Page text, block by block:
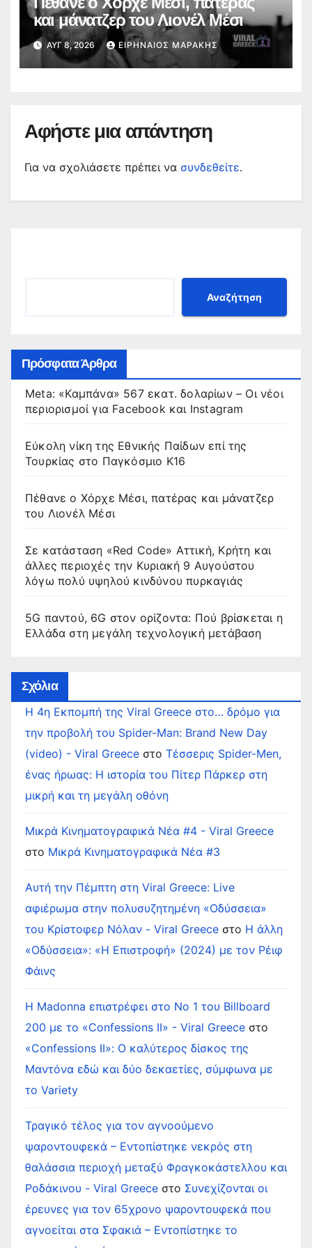
και μάνατζερ του Λιονέλ Μέσι
ΑΥΓ 8, 2026 ΕΙΡΗΝΑΊΟΣ ΜΑΡΆΚΗΣ
Αφήστε μια απάντηση
Για να σχολιάσετε πρέπει να συνδεθείτε.
Αναζήτηση
Πρόσφατα Άρθρα
Meta: «Καμπάνα» 567 εκατ. δολαρίων – Οι νέοι
περιορισμοί για Facebook και Instagram
Εύκολη νίκη της Εθνικής Παίδων επί της
Τουρκίας στο Παγκόσμιο Κ16
Πέθανε ο Χόρχε Μέσι, πατέρας και μάνατζερ
του Λιονέλ Μέσι
Σε κατάσταση «Red Code» Αττική, Κρήτη και
άλλες περιοχές την Κυριακή 9 Αυγούστου
λόγω πολύ υψηλού κινδύνου πυρκαγιάς
5G παντού, 6G στον ορίζοντα: Πού βρίσκεται η
Ελλάδα στη μεγάλη τεχνολογική μετάβαση
Σχόλια
Η 4η Εκπομπή της Viral Greece στο… δρόμο για
την προβολή του Spider-Man: Brand New Day
(video) - Viral Greece στο Τέσσερις Spider-Men,
ένας ήρωας: Η ιστορία του Πίτερ Πάρκερ στη
μικρή και τη μεγάλη οθόνη
Μικρά Κινηματογραφικά Νέα #4 - Viral Greece
στο Μικρά Κινηματογραφικά Νέα #3
Αυτή την Πέμπτη στη Viral Greece: Live
αφιέρωμα στην πολυσυζητημένη «Οδύσσεια»
του Κρίστοφερ Νόλαν - Viral Greece στο Η άλλη
«Οδύσσεια»: «Η Επιστροφή» (2024) με τον Ρέιφ
Φάινς
Η Madonna επιστρέφει στο Νο 1 του Billboard
200 με το «Confessions II» - Viral Greece στο
«Confessions II»: Ο καλύτερος δίσκος της
Μαντόνα εδώ και δύο δεκαετίες, σύμφωνα με
το Variety
Τραγικό τέλος για τον αγνοούμενο
ψαροντουφεκά – Εντοπίστηκε νεκρός στη
θαλάσσια περιοχή μεταξύ Φραγκοκάστελλου και
Ροδάκινου - Viral Greece στο Συνεχίζονται οι
έρευνες για τον 65χρονο ψαροντουφεκά που
αγνοείται στα Σφακιά – Εντοπίστηκε το